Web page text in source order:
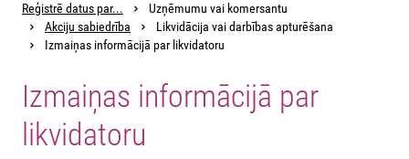
Reģistrē datus par...
Uzņēmumu vai komersantu
Akciju sabiedrība
Likvidācija vai darbības apturēšana
Izmaiņas informācijā par likvidatoru
Izmaiņas informācijā par
likvidatoru